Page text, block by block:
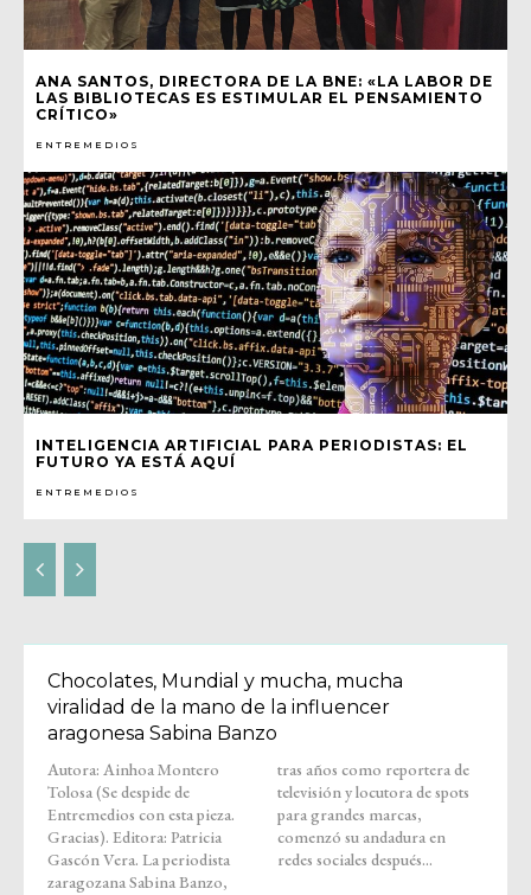
ANA SANTOS, DIRECTORA DE LA BNE: «LA LABOR DE
LAS BIBLIOTECAS ES ESTIMULAR EL PENSAMIENTO
CRÍTICO»
ENTREMEDIOS
INTELIGENCIA ARTIFICIAL PARA PERIODISTAS: EL
FUTURO YA ESTÁ AQUÍ
ENTREMEDIOS
Chocolates, Mundial y mucha, mucha
viralidad de la mano de la influencer
aragonesa Sabina Banzo
Autora: Ainhoa Montero
Tolosa (Se despide de
Entremedios con esta pieza.
Gracias). Editora: Patricia
Gascón Vera. La periodista
zaragozana Sabina Banzo,
tras años como reportera de
televisión y locutora de spots
para grandes marcas,
comenzó su andadura en
redes sociales después...